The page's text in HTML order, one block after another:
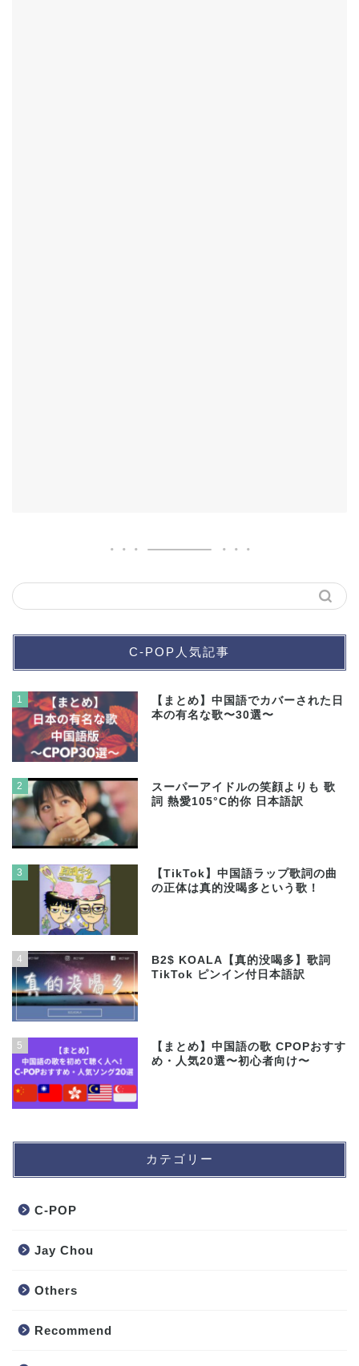
C-POP人気記事
1
【まとめ】中国語でカバーされた日
本の有名な歌〜30選〜
2
スーパーアイドルの笑顔よりも 歌
詞 熱愛105°C的你 日本語訳
3
【TikTok】中国語ラップ歌詞の曲
の正体は真的没喝多という歌！
4
B2$ KOALA【真的没喝多】歌詞
TikTok ピンイン付日本語訳
5
【まとめ】中国語の歌 CPOPおすす
め・人気20選〜初心者向け〜
カテゴリー
C-POP
Jay Chou
Others
Recommend